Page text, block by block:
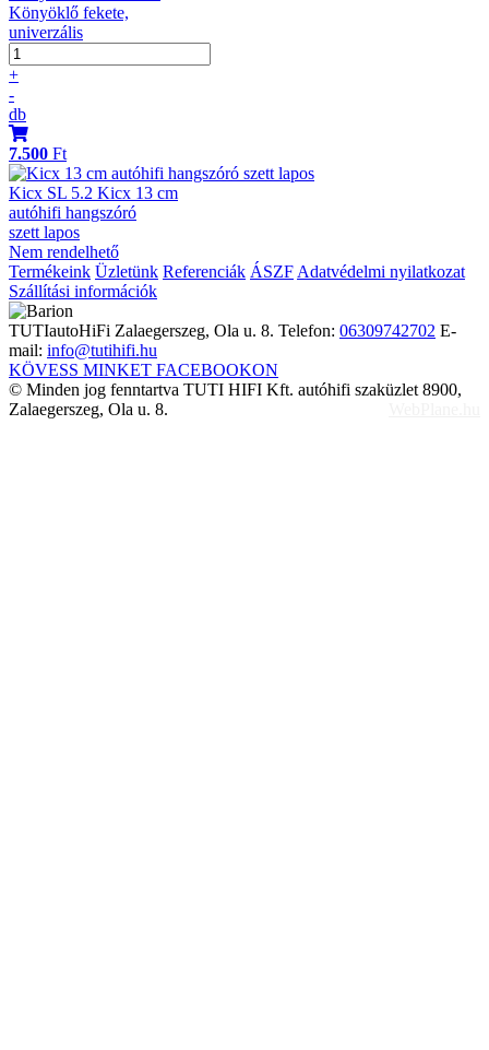
Könyöklő fekete,
univerzális
+
-
db
7.500 Ft
Kicx SL 5.2 Kicx 13 cm
autóhifi hangszóró
szett lapos
Nem rendelhető
Termékeink Üzletünk Referenciák ÁSZF Adatvédelmi nyilatkozat
Szállítási információk
TUTIautoHiFi Zalaegerszeg, Ola u. 8. Telefon: 06309742702 E-
mail: info@tutihifi.hu
KÖVESS MINKET FACEBOOKON
© Minden jog fenntartva TUTI HIFI Kft. autóhifi szaküzlet 8900,
Zalaegerszeg, Ola u. 8.